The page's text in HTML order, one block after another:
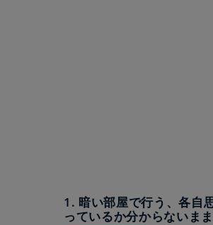
1. 暗い部屋で行う、各自
っているか分からないま